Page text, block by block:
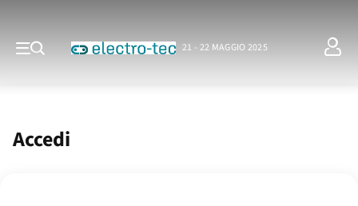
21 - 22 MAGGIO 2025
Accedi